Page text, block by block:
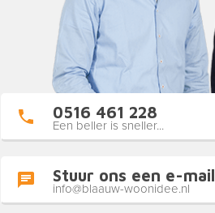
0516 461 228
Een beller is sneller...
Stuur ons een e-mail
info@blaauw-woonidee.nl